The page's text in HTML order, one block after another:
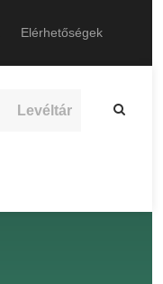
Elérhetőségek
Levéltár